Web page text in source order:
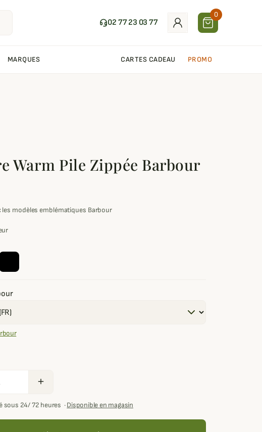
02 77 23 03 77
0
MARQUES CARTES CADEAU PROMO
Warm Pile Zippée Barbour
les modèles emblématiques Barbour
add
sous 24/ 72 heures ·Disponible en magasin